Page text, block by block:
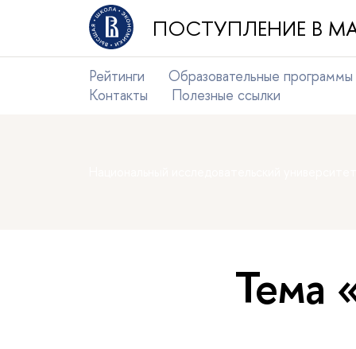
ПОСТУПЛЕНИЕ В
Рейтинги
Образовательные программы
Контакты
Полезные ссылки
Тема